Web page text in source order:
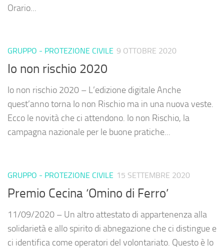
Orario...
GRUPPO - PROTEZIONE CIVILE 9 OTTOBRE 2020
Io non rischio 2020
Io non rischio 2020 – L’edizione digitale Anche
quest’anno torna Io non Rischio ma in una nuova veste.
Ecco le novità che ci attendono. Io non Rischio, la
campagna nazionale per le buone pratiche...
GRUPPO - PROTEZIONE CIVILE 15 SETTEMBRE 2020
Premio Cecina ‘Omino di Ferro’
11/09/2020 – Un altro attestato di appartenenza alla
solidarietà e allo spirito di abnegazione che ci distingue e
ci identifica come operatori del volontariato. Questo è lo